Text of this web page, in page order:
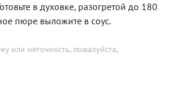
в духовке, разогретой до 180
пюре выложите в соус.
или неточность, пожалуйста,